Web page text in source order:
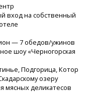
вход на собственный
— 7 обедов/ужинов
шоу «Черногорская
Подгорица, Котор
озеру
мясных деликатесов